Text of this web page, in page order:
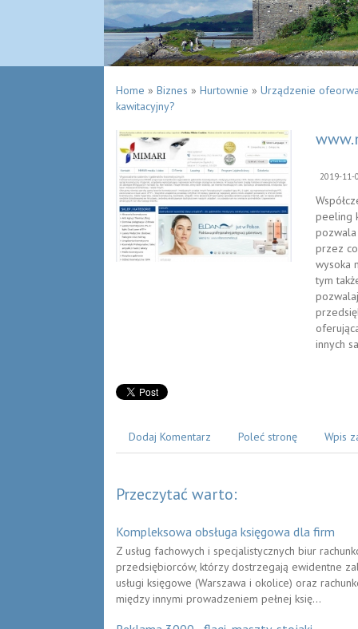
Home » Biznes » Hurtownie » Urządzenie
kawitacyjny?
2019-11-
peeling
pozwala
przez
wysoka
tym
innych
Dodaj Komentarz Poleć stronę Wpis
Przeczytać warto:
Kompleksowa obsługa księgowa dla firm
Z usług fachowych i specjalistycznych biur
przedsiębiorców, którzy dostrzegają ewidentne
usługi księgowe (Warszawa i okolice) oraz
między innymi prowadzeniem pełnej księ...